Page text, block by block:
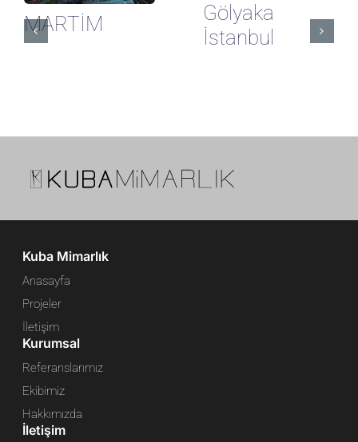
MARTİM
Gölyaka
İstanbul
Kuba Mimarlık
Anasayfa
Projeler
İletişim
Kurumsal
Referanslarımız
Ekibimiz
Hakkımızda
İletişim